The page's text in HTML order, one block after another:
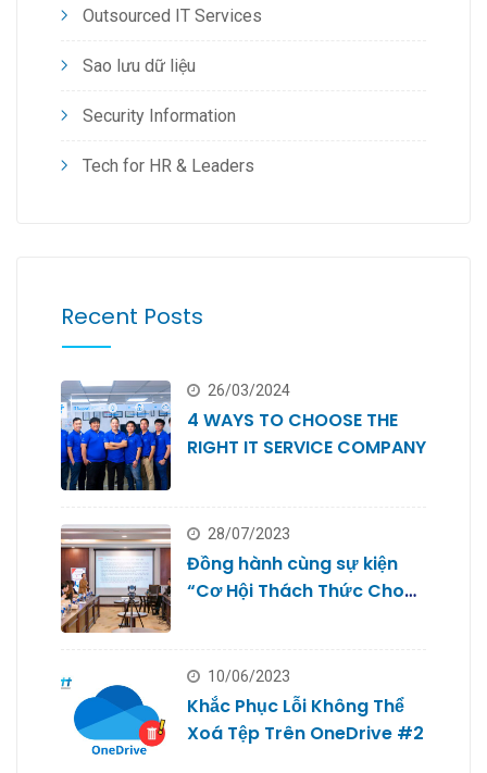
Outsourced IT Services
Sao lưu dữ liệu
Security Information
Tech for HR & Leaders
Recent Posts
26/03/2024
4 WAYS TO CHOOSE THE
RIGHT IT SERVICE COMPANY
28/07/2023
Đồng hành cùng sự kiện
“Cơ Hội Thách Thức Cho
10/06/2023
Khắc Phục Lỗi Không Thể
Xoá Tệp Trên OneDrive #2